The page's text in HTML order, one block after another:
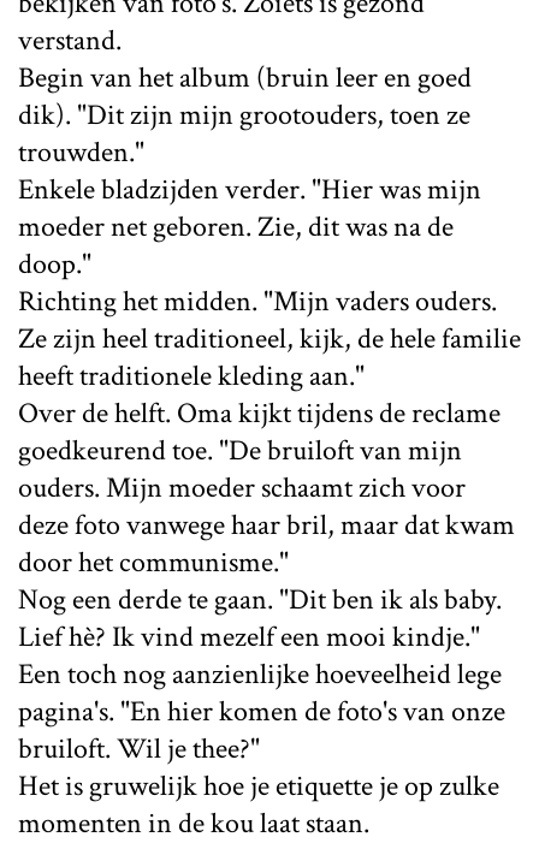
verstand.
Begin van het album (bruin leer en goed
dik). "Dit zijn mijn grootouders, toen ze
trouwden."
Enkele bladzijden verder. "Hier was mijn
moeder net geboren. Zie, dit was na de
doop."
Richting het midden. "Mijn vaders ouders.
Ze zijn heel traditioneel, kijk, de hele familie
heeft traditionele kleding aan."
Over de helft. Oma kijkt tijdens de reclame
goedkeurend toe. "De bruiloft van mijn
ouders. Mijn moeder schaamt zich voor
deze foto vanwege haar bril, maar dat kwam
door het communisme."
Nog een derde te gaan. "Dit ben ik als baby.
Lief hè? Ik vind mezelf een mooi kindje."
Een toch nog aanzienlijke hoeveelheid lege
pagina's. "En hier komen de foto's van onze
bruiloft. Wil je thee?"
Het is gruwelijk hoe je etiquette je op zulke
momenten in de kou laat staan.